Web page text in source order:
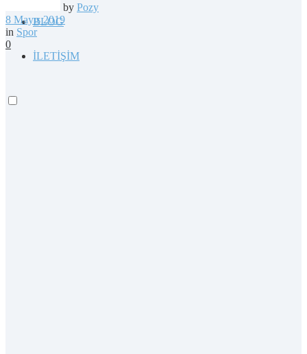
BLOG
İLETİŞİM
by Pozy
8 Mayıs 2019
in Spor
0